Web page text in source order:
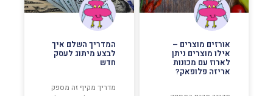
אורזים מוצרים –
אילו מוצרים ניתן
לארוז עם מכונות
אריזה פלופאק?
המדריך השלם איך
לבצע מיתוג לעסק
חדש
מדריך מקיף זה מספק